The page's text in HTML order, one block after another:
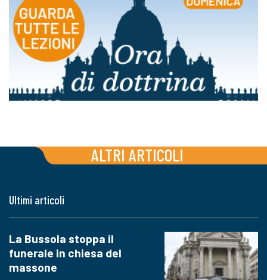
ALTRI ARTICOLI
Ultimi articoli
La Bussola stoppa il
funerale in chiesa del
massone